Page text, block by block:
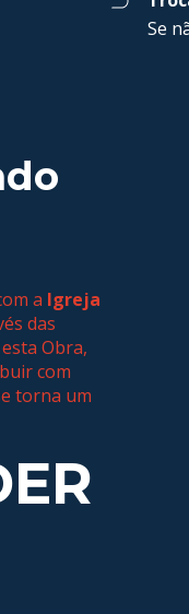
Se
a Igreja
das
Obra,
com
torna um